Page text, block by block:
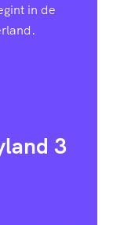
in de
3